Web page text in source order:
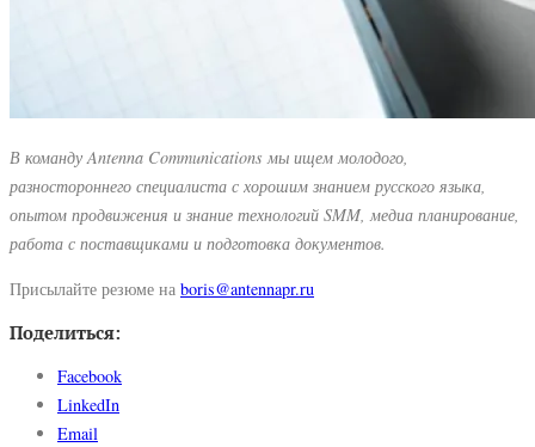
В команду Antenna Communications мы ищем молодого,
разностороннего специалиста с хорошим знанием русского языка,
опытом продвижения и знание технологий SMM, медиа планирование,
работа с поставщиками и подготовка документов.
Присылайте резюме на boris@antennapr.ru
Поделиться:
Facebook
LinkedIn
Email